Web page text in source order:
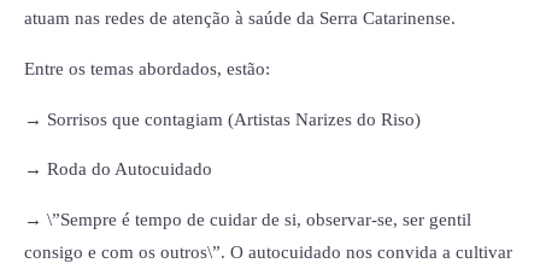
atuam nas redes de atenção à saúde da Serra Catarinense.
Entre os temas abordados, estão:
→ Sorrisos que contagiam (Artistas Narizes do Riso)
→ Roda do Autocuidado
→ \”Sempre é tempo de cuidar de si, observar-se, ser gentil
consigo e com os outros\”. O autocuidado nos convida a cultivar